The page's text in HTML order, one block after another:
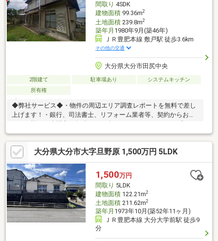
間取り 4SDK
建物面積99.36m2
土地面積239.8m2
築年月 1980年9月(築46年)
ＪＲ豊肥本線 敷戸駅 徒歩3.6km
その他の交通
大分県大分市田尻中央
2階建て 駐車場あり
システムキッチン
所有権
◆弊社サービス◆・物件の周辺エリア調査レポートを無料で差し
上げます！・銀行、司法書士、リフォーム業者等、契約からお渡
任せください！◆オススメポイント◆・高台で眺望、日当たり良
好・災害ハザードマップ対象外・歩道もあるので安心・近くに七
瀬川公園もあり子育て世代に人気なエリア・わさだタウンまで車
で約10分！映画やショッピングを楽しめます！！＜月々の支払い
例＞借入650万金利１．5％３５年ボーナス払い無しの場合【毎月
のお支払い 19901円／月】
大分県大分市大字旦野原 1,500万円 5LDK
1,500万円
間取り 5LDK
建物面積122.21m2
土地面積211.62m2
築年月 1973年10月(築52年11ヶ月)
ＪＲ豊肥本線 大分大学前駅 徒歩9
分